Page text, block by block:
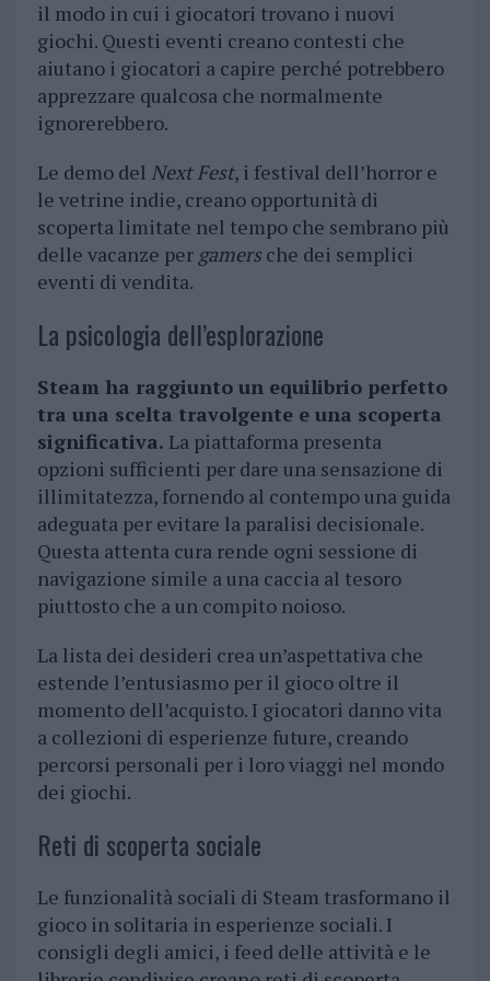
il modo in cui i giocatori trovano i nuovi
giochi. Questi eventi creano contesti che
aiutano i giocatori a capire perché potrebbero
apprezzare qualcosa che normalmente
ignorerebbero.
Le demo del Next Fest, i festival dell’horror e
le vetrine indie, creano opportunità di
scoperta limitate nel tempo che sembrano più
delle vacanze per gamersche dei semplici
eventi di vendita.
La psicologia dell’esplorazione
Steam ha raggiunto un equilibrio perfetto
tra una scelta travolgente e una scoperta
significativa. La piattaforma presenta
opzioni sufficienti per dare una sensazione di
illimitatezza, fornendo al contempo una guida
adeguata per evitare la paralisi decisionale.
Questa attenta cura rende ogni sessione di
navigazione simile a una caccia al tesoro
piuttosto che a un compito noioso.
La lista dei desideri crea un’aspettativa che
estende l’entusiasmo per il gioco oltre il
momento dell’acquisto. I giocatori danno vita
a collezioni di esperienze future, creando
percorsi personali per i loro viaggi nel mondo
dei giochi.
Reti di scoperta sociale
Le funzionalità sociali di Steam trasformano il
gioco in solitaria in esperienze sociali. I
consigli degli amici, i feed delle attività e le